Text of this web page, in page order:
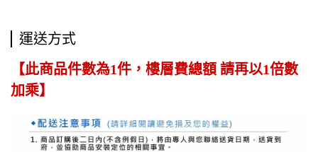
運送方式
【此商品件數為1件，樓層費總額 請再以1倍數
加乘】